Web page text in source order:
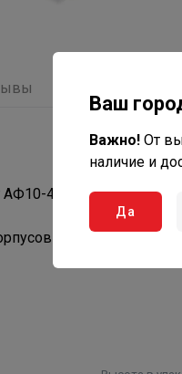
400.
и фиксации
Ваш
Важно! От
наличие и
Да